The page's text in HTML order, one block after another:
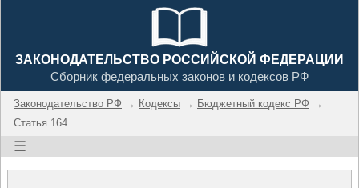
ЗАКОНОДАТЕЛЬСТВО РОССИЙСКОЙ ФЕДЕРАЦИИ
Сборник федеральных законов и кодексов РФ
Законодательство РФ → Кодексы → Бюджетный кодекс РФ →
Статья 164
☰